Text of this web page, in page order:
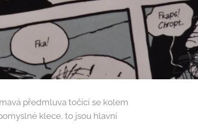
předmluva točící se kolem
klece, to jsou hlavní